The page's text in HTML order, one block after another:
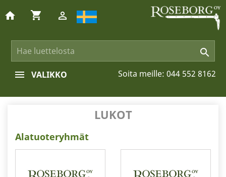

home shopping_cart 
Soita meille: 044 552 8162
VALIKKO
LUKOT
Alatuoteryhmät